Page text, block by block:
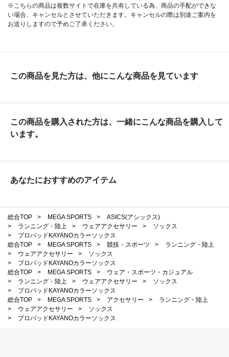
※こちらの商品は複数サイトで在庫を共有している為、商品の手配ができな
い場合、キャンセルとさせていただきます。キャンセルの際は別途ご案内を
お送りしますので予めご了承ください。
この商品を見た方は、他にこんな商品を見ています
この商品を購入された方は、一緒にこんな商品を購入して
います。
あなたにおすすめのアイテム
総合TOP > MEGA SPORTS >
ASICS(アシックス)
>
ランニング・陸上 > ウェアアクセサリー >
ソックス
>
プロパッドKAYANOカラーソックス
総合TOP
> MEGA SPORTS > 競技・スポーツ >
ランニング・陸上
>
ウェアアクセサリー >
ソックス
>
プロパッドKAYANOカラーソックス
総合TOP
> MEGA SPORTS >
ウェア・スポーツ・カジュアル
>
ランニング・陸上 > ウェアアクセサリー >
ソックス
>
プロパッドKAYANOカラーソックス
総合TOP
> MEGA SPORTS > アクセサリー >
ランニング・陸上
>
ウェアアクセサリー >
ソックス
>
プロパッドKAYANOカラーソックス